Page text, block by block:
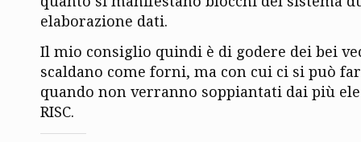
elaborazione dati.
Il mio consiglio quindi è di godere dei bei
scaldano come forni, ma con cui ci si può
quando non verranno soppiantati dai più
RISC.